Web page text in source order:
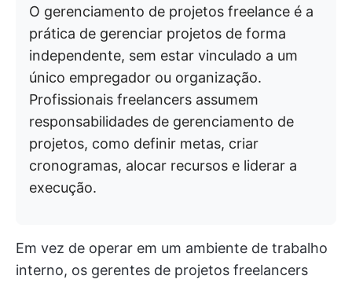
O gerenciamento de projetos freelance é a
prática de gerenciar projetos de forma
independente, sem estar vinculado a um
único empregador ou organização.
Profissionais freelancers assumem
responsabilidades de gerenciamento de
projetos, como definir metas, criar
cronogramas, alocar recursos e liderar a
execução.
Em vez de operar em um ambiente de trabalho
interno, os gerentes de projetos freelancers